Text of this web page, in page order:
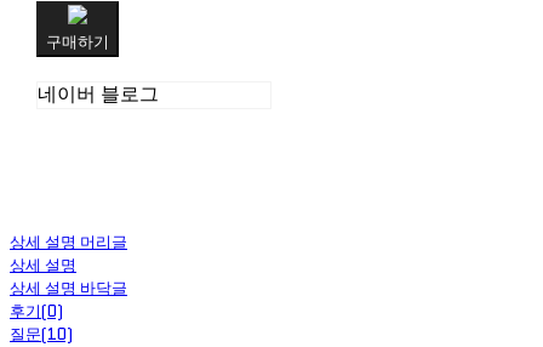
구매하기
네이버 블로그
상세 설명 머리글
상세 설명
상세 설명 바닥글
후기(0)
질문(10)